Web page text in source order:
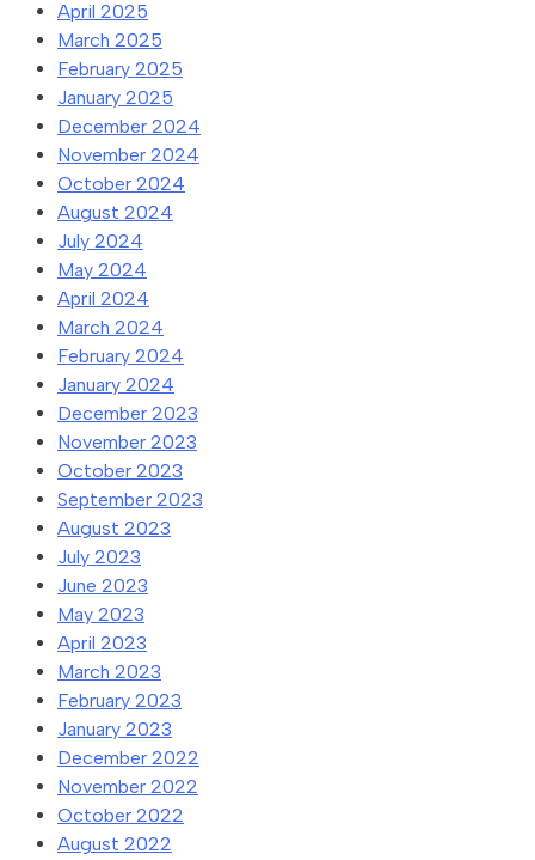
April 2025
March 2025
February 2025
January 2025
December 2024
November 2024
October 2024
August 2024
July 2024
May 2024
April 2024
March 2024
February 2024
January 2024
December 2023
November 2023
October 2023
September 2023
August 2023
July 2023
June 2023
May 2023
April 2023
March 2023
February 2023
January 2023
December 2022
November 2022
October 2022
August 2022